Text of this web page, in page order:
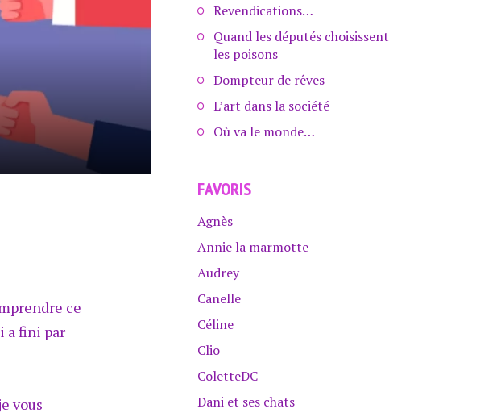
ce
a fini par
vous
Revendications…
Quand les députés choisissent
les poisons
Dompteur de rêves
L’art dans la société
Où va le monde…
FAVORIS
Agnès
Annie la marmotte
Audrey
Canelle
Céline
Clio
ColetteDC
Dani et ses chats